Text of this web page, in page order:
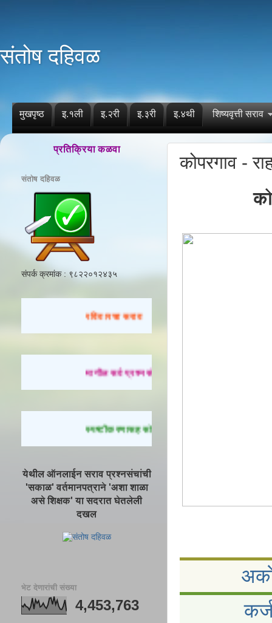
संतोष दहिवळ
मुखपृष्ठ इ.१ली इ.२री इ.३री इ.४थी शिष्यवृत्ती सराव
कोपरगाव -
प्रतिक्रिया कळवा
संतोष दहिवळ
संपर्क क्रमांक : ९८२२०१२४३५
रविवारचा सराव
मागील सर्व प्रश्नसंच सोडवण्यासाठी येथे क्लिक करा.
स्पष्टीकरणासह सोडवलेले प्रश्न पाहण्यासाठी येथे
येथील ऑनलाईन सराव प्रश्नसंचांची
'सकाळ' वर्तमानपत्राने 'अशा शाळा
असे शिक्षक' या सदरात घेतलेली
दखल
भेट देणारांची संख्या
4,453,763